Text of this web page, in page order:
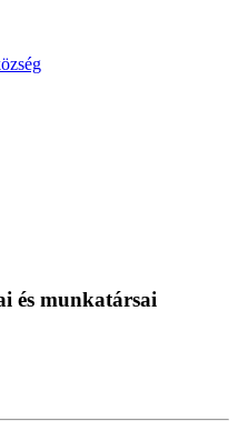
és munkatársai